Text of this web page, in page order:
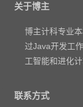
关于博主
博主计科专业
过Java开发工
工智能和进化计
联系方式